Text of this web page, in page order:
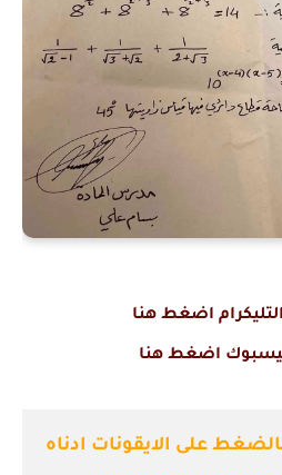
اضغط هنا
اضغط هنا
بالضغط على الايقونات ادناه